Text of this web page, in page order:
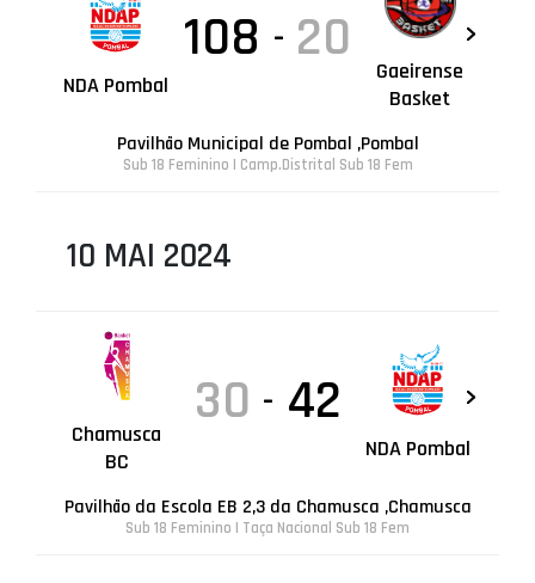
NDA Pombal
108 - 20
Gaeirense
Basket
Pavilhão Municipal de Pombal ,Pombal
Sub 18 Feminino | Camp.Distrital Sub 18 Fem
10 MAI 2024
Chamusca
BC
30 - 42
NDA Pombal
Pavilhão da Escola EB 2,3 da Chamusca ,Chamusca
Sub 18 Feminino | Taça Nacional Sub 18 Fem